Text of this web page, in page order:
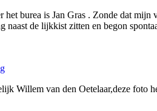
het burea is Jan Gras . Zonde dat
naast de lijkkist zitten en begon
Willem van den Oetelaar,deze foto